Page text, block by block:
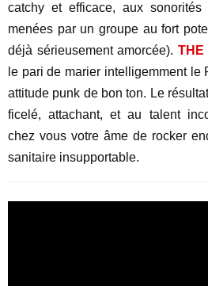
catchy et efficace, aux
menées par un groupe au fort
déjà sérieusement amorcée). THE
le pari de marier intelligemment le
attitude punk de bon ton. Le
ficelé, attachant, et au talent
chez vous votre âme de rocker
sanitaire insupportable.